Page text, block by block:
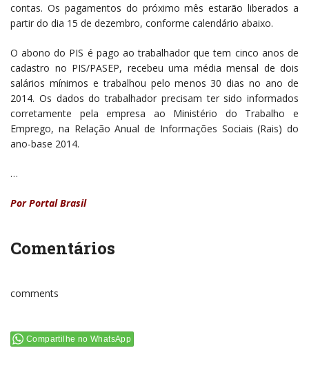
contas. Os pagamentos do próximo mês estarão liberados a
partir do dia 15 de dezembro, conforme calendário abaixo.
O abono do PIS é pago ao trabalhador que tem cinco anos de
cadastro no PIS/PASEP, recebeu uma média mensal de dois
salários mínimos e trabalhou pelo menos 30 dias no ano de
2014. Os dados do trabalhador precisam ter sido informados
corretamente pela empresa ao Ministério do Trabalho e
Emprego, na Relação Anual de Informações Sociais (Rais) do
ano-base 2014.
…
Por Portal Brasil
Comentários
comments
Compartilhe no WhatsApp